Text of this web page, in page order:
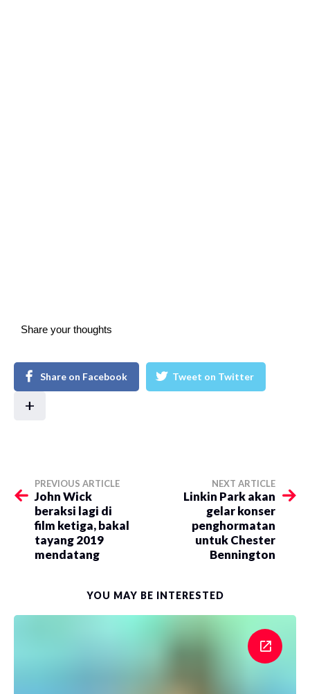
Share your thoughts
Share on Facebook Tweet on Twitter
+
PREVIOUS ARTICLE
John Wick
beraksi lagi di
film ketiga, bakal
tayang 2019
mendatang
NEXT ARTICLE
Linkin Park akan
gelar konser
penghormatan
untuk Chester
Bennington
YOU MAY BE INTERESTED